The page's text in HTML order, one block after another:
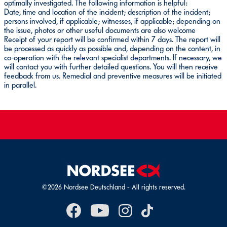
optimally investigated. The following information is helpful:
Date, time and location of the incident; description of the incident;
persons involved, if applicable; witnesses, if applicable; depending on
the issue, photos or other useful documents are also welcome
Receipt of your report will be confirmed within 7 days. The report will
be processed as quickly as possible and, depending on the content, in
co-operation with the relevant specialist departments. If necessary, we
will contact you with further detailed questions. You will then receive
feedback from us. Remedial and preventive measures will be initiated
in parallel.
©2026 Nordsee Deutschland - All rights reserved.